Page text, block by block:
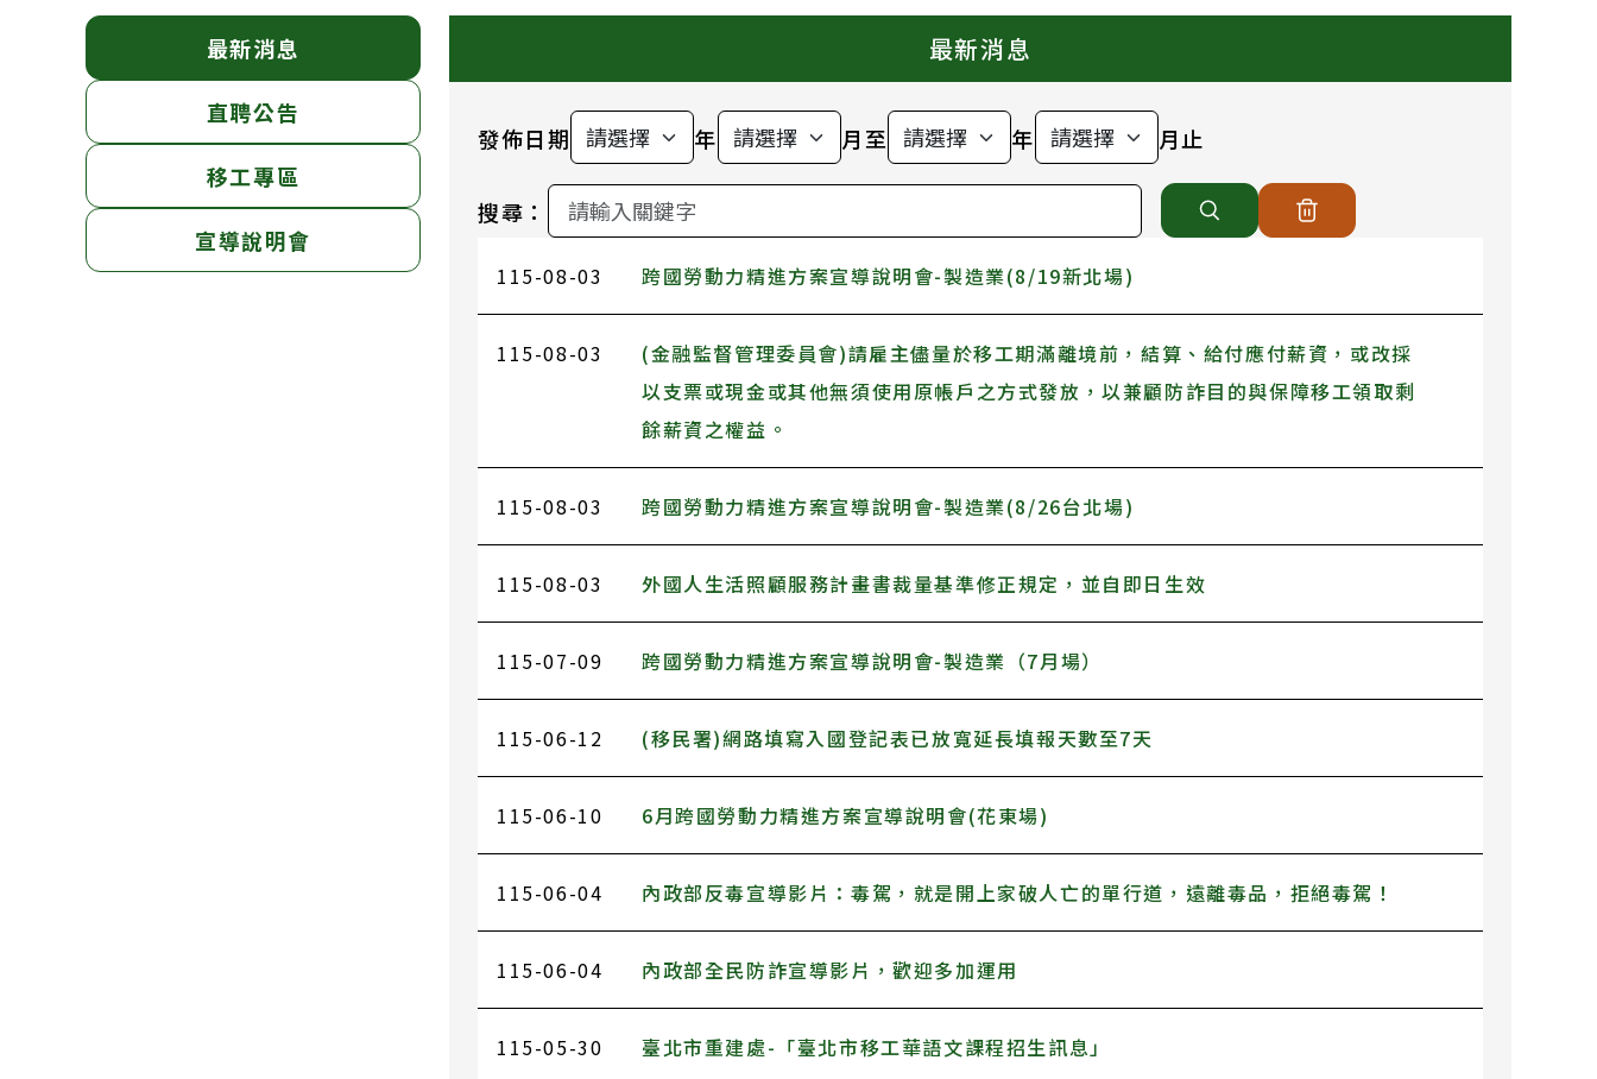
最新消息
直聘公告
移工專區
宣導說明會
最新消息
發佈日期 年 月至 年 月止
搜尋：
115-08-03 跨國勞動力精進方案宣導說明會-製造業(8/19新北場)
115-08-03
(金融監督管理委員會)請雇主儘量於移工期滿離境前，結算、給付應付薪資，或改採
以支票或現金或其他無須使用原帳戶之方式發放，以兼顧防詐目的與保障移工領取剩
餘薪資之權益。
115-08-03 跨國勞動力精進方案宣導說明會-製造業(8/26台北場)
115-08-03 外國人生活照顧服務計畫書裁量基準修正規定，並自即日生效
115-07-09 跨國勞動力精進方案宣導說明會-製造業（7月場）
115-06-12 (移民署)網路填寫入國登記表已放寬延長填報天數至7天
115-06-10 6月跨國勞動力精進方案宣導說明會(花東場)
115-06-04 內政部反毒宣導影片：毒駕，就是開上家破人亡的單行道，遠離毒品，拒絕毒駕！
115-06-04 內政部全民防詐宣導影片，歡迎多加運用
115-05-30 臺北市重建處-「臺北市移工華語文課程招生訊息」